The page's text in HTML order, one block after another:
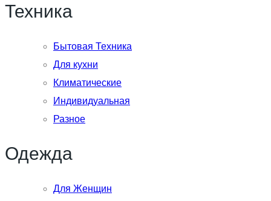
Техника
Бытовая Техника
Для кухни
Климатические
Индивидуальная
Разное
Одежда
Для Женщин